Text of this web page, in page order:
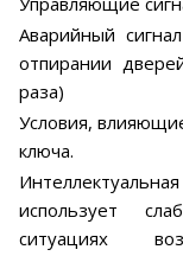
Аварийный
отпирании
раза)
Условия,
ключа.
использует
ситуациях